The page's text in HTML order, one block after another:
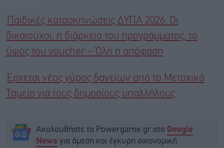
Παιδικές κατασκηνώσεις ΔΥΠΑ 2026: Οι
δικαιούχοι, η διάρκεια του προγράμματος, το
ύψος του voucher – Όλη η απόφαση
Έρχεται νέος γύρος δανείων από το Μετοχικό
Ταμείο για τους δημοσίους υπαλλήλους
Ακολουθήστε το Powergame.gr στο Google
News για άμεση και έγκυρη οικονομική